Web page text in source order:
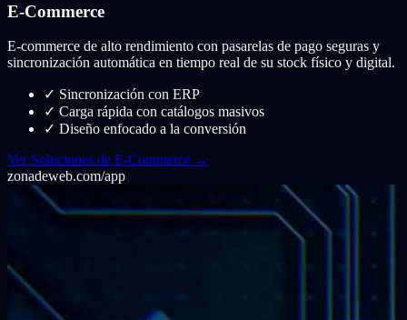
E-Commerce
E-commerce de alto rendimiento con pasarelas de pago seguras y
sincronización automática en tiempo real de su stock físico y digital.
✓ Sincronización con ERP
✓ Carga rápida con catálogos masivos
✓ Diseño enfocado a la conversión
Ver Soluciones de E-Commerce →
zonadeweb.com/app